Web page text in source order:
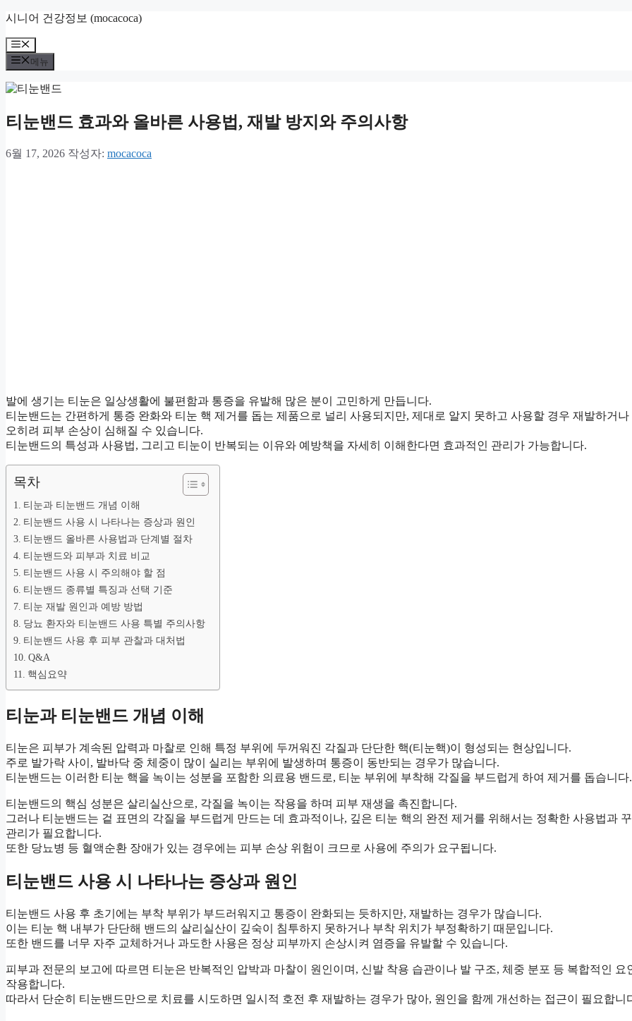
컨
츠
로
너
기
시니어 건강정보 (mocacoca)
메
뉴
메뉴
티눈밴드 효과와 올바른 사용법, 재발 방지와 주의사항
6월 17, 2026 작성자: mocacoca
발에 생기는 티눈은 일상생활에 불편함과 통증을 유발해 많은 분이 고민하게 만듭니다.
티눈밴드는 간편하게 통증 완화와 티눈 핵 제거를 돕는 제품으로 널리 사용되지만, 제대로 알지 못하고 사용할 경우 재발하거나
오히려 피부 손상이 심해질 수 있습니다.
티눈밴드의 특성과 사용법, 그리고 티눈이 반복되는 이유와 예방책을 자세히 이해한다면 효과적인 관리가 가능합니다.
목차
티눈과 티눈밴드 개념 이해
티눈밴드 사용 시 나타나는 증상과 원인
티눈밴드 올바른 사용법과 단계별 절차
티눈밴드와 피부과 치료 비교
티눈밴드 사용 시 주의해야 할 점
티눈밴드 종류별 특징과 선택 기준
티눈 재발 원인과 예방 방법
당뇨 환자와 티눈밴드 사용 특별 주의사항
티눈밴드 사용 후 피부 관찰과 대처법
Q&A
핵심요약
티눈과 티눈밴드 개념 이해
티눈은 피부가 계속된 압력과 마찰로 인해 특정 부위에 두꺼워진 각질과 단단한 핵(티눈핵)이 형성되는 현상입니다.
주로 발가락 사이, 발바닥 중 체중이 많이 실리는 부위에 발생하며 통증이 동반되는 경우가 많습니다.
티눈밴드는 이러한 티눈 핵을 녹이는 성분을 포함한 의료용 밴드로, 티눈 부위에 부착해 각질을 부드럽게 하여 제거를 돕습니다.
티눈밴드의 핵심 성분은 살리실산으로, 각질을 녹이는 작용을 하며 피부 재생을 촉진합니다.
그러나 티눈밴드는 겉 표면의 각질을 부드럽게 만드는 데 효과적이나, 깊은 티눈 핵의 완전 제거를 위해서는 정확한 사용법과
관리가 필요합니다.
또한 당뇨병 등 혈액순환 장애가 있는 경우에는 피부 손상 위험이 크므로 사용에 주의가 요구됩니다.
티눈밴드 사용 시 나타나는 증상과 원인
티눈밴드 사용 후 초기에는 부착 부위가 부드러워지고 통증이 완화되는 듯하지만, 재발하는 경우가 많습니다.
이는 티눈 핵 내부가 단단해 밴드의 살리실산이 깊숙이 침투하지 못하거나 부착 위치가 부정확하기 때문입니다.
또한 밴드를 너무 자주 교체하거나 과도한 사용은 정상 피부까지 손상시켜 염증을 유발할 수 있습니다.
피부과 전문의 보고에 따르면 티눈은 반복적인 압박과 마찰이 원인이며, 신발 착용 습관이나 발 구조, 체중 분포 등 복합적인 요
작용합니다.
따라서 단순히 티눈밴드만으로 치료를 시도하면 일시적 호전 후 재발하는 경우가 많아, 원인을 함께 개선하는 접근이 필요합니